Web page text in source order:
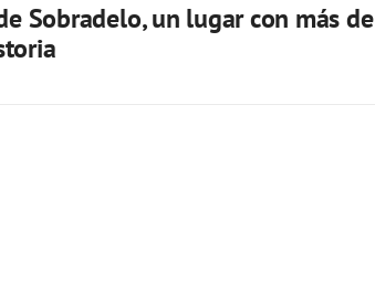
Sobradelo, un lugar con más de